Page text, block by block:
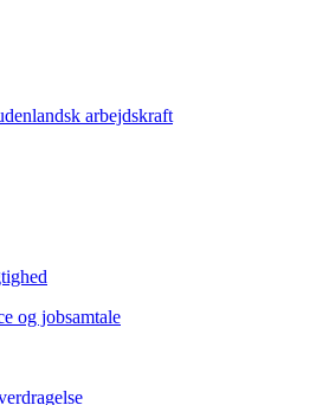
arbejdskraft
og jobsamtale